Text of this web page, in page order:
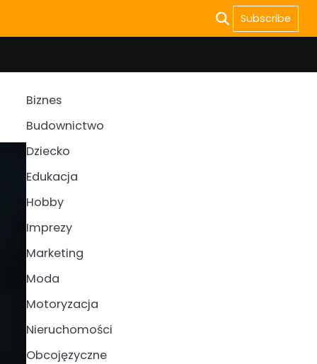
Subscribe
Biznes
Budownictwo
Dziecko
Edukacja
Hobby
Imprezy
Marketing
Moda
Motoryzacja
Nieruchomości
Obcojęzyczne